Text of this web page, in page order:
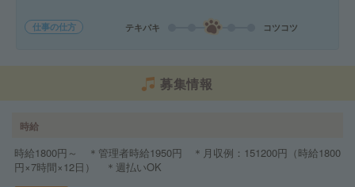
仕事の仕方 テキパキ コツコツ
募集情報
時給
時給1800円～ ＊管理者時給1950円 ＊月収例：151200円（時給1800
円×7時間×12日） ＊週払いOK